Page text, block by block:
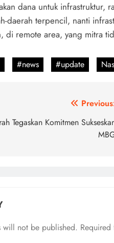
dana untuk
daerah terpencil, nanti
di remote area, yang mitra
#news #update
Tegaskan Komitmen
will not be published.